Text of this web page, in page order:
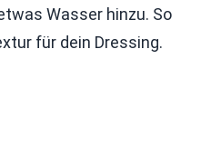
Wasser hinzu. So
für dein Dressing.